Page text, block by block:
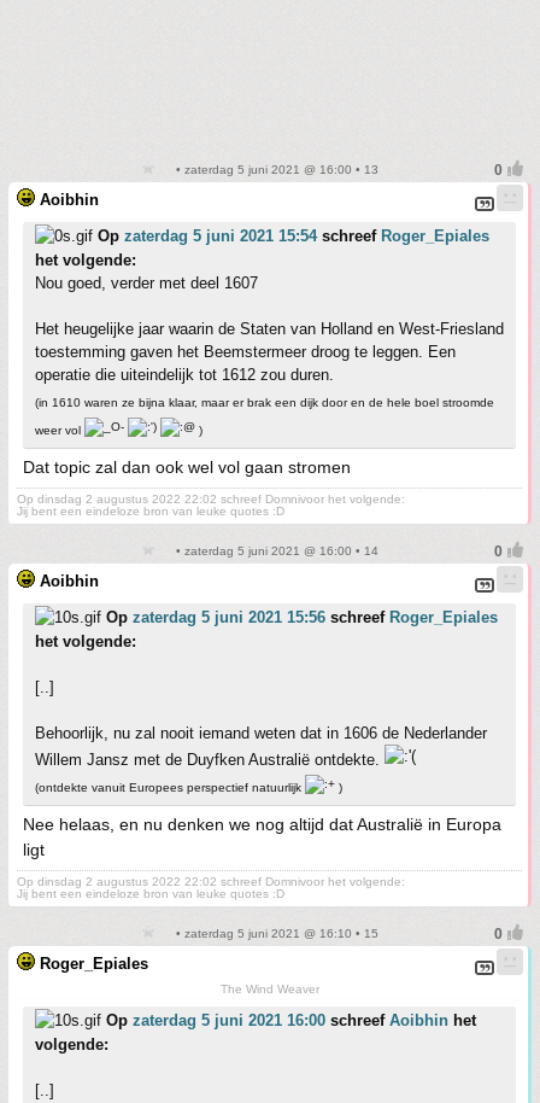
• zaterdag 5 juni 2021 @ 16:00 • 13
Aoibhin
Op zaterdag 5 juni 2021 15:54schreef Roger_Epiales
het volgende:
Nou goed, verder met deel 1607
Het heugelijke jaar waarin de Staten van Holland en West-Friesland
toestemming gaven het Beemstermeer droog te leggen. Een
operatie die uiteindelijk tot 1612 zou duren.
(in 1610 waren ze bijna klaar, maar er brak een dijk door en de hele boel stroomde
weer vol )
Dat topic zal dan ook wel vol gaan stromen
Op dinsdag 2 augustus 2022 22:02 schreef Domnivoor het volgende:
Jij bent een eindeloze bron van leuke quotes :D
• zaterdag 5 juni 2021 @ 16:00 • 14
Aoibhin
Op zaterdag 5 juni 2021 15:56 schreef Roger_Epiales
het volgende:
[..]
Behoorlijk, nu zal nooit iemand weten dat in 1606 de Nederlander
Willem Jansz met de Duyfken Australië ontdekte.
(ontdekte vanuit Europees perspectief natuurlijk )
Nee helaas, en nu denken we nog altijd dat Australië in Europa
ligt
Op dinsdag 2 augustus 2022 22:02 schreef Domnivoor het volgende:
Jij bent een eindeloze bron van leuke quotes :D
• zaterdag 5 juni 2021 @ 16:10 • 15
Roger_Epiales
The Wind Weaver
Op zaterdag 5 juni 2021 16:00 schreef Aoibhin het
volgende:
[..]